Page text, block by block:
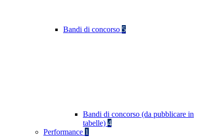
Bandi di concorso 5
Bandi di concorso (da pubblicare in
tabelle) 4
Performance 1